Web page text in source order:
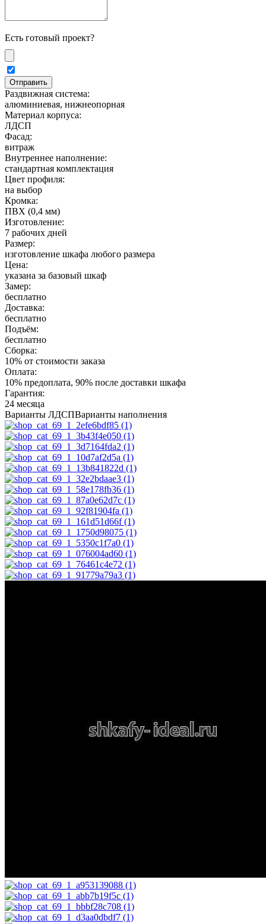
Есть готовый проект?
Раздвижная система:
алюминиевая, нижнеопорная
Материал корпуса:
ЛДСП
Фасад:
витраж
Внутреннее наполнение:
стандартная комплектация
Цвет профиля:
на выбор
Кромка:
ПВХ (0,4 мм)
Изготовление:
7 рабочих дней
Размер:
изготовление шкафа любого размера
Цена:
указана за базовый шкаф
Замер:
бесплатно
Доставка:
бесплатно
Подъём:
бесплатно
Сборка:
10% от стоимости заказа
Оплата:
10% предоплата, 90% после доставки шкафа
Гарантия:
24 месяца
Варианты ЛДСПВарианты наполнения